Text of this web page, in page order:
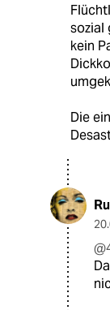
sozial
kein
Die